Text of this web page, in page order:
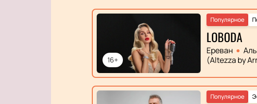
16+
Популярное
LOBODA
Ереван
(Altezza by
Популярное